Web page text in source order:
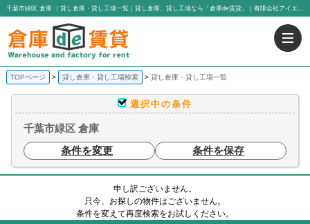
千葉市緑区 倉庫 ｜貸し倉庫・貸し工場一覧｜貸し倉庫、貸し工場なら「倉庫de賃貸」｜有限会社アイエヌジー・トゥエンティーワン
TOPページ 貸し倉庫・貸し工場検索 貸し倉庫・貸し工場一覧
選択中の条件
千葉市緑区 倉庫
条件を変更
条件を保存
申し訳ございません。
只今、お探しの物件はございません。
条件を変えて再度検索をお試しください。